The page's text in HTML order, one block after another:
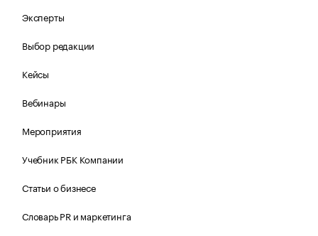
Эксперты
Выбор редакции
Кейсы
Вебинары
Мероприятия
Учебник РБК Компании
Статьи о бизнесе
Словарь PR и маркетинга